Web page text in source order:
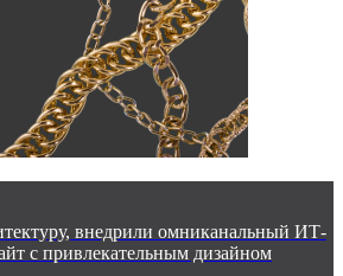
внедрили омниканальный ИТ-
с привлекательным дизайном